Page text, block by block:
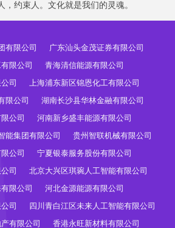
，约束人。文化就是我们的灵魂。
有限公司
广东汕头金茂证券有限公司
限公司
青海清信能源有限公司
司
上海浦东新区锦恩化工有限公司
限公司
湖南长沙县华林金融有限公司
公司
河南新乡盛丰能源有限公司
能集团有限公司
贵州智联机械有限公司
公司
宁夏银泰服务股份有限公司
司
北京大兴区琪琬人工智能有限公司
限公司
河北金源能源有限公司
司
四川青白江区未来人工智能有限公司
有限公司
香港永旺新材料有限公司